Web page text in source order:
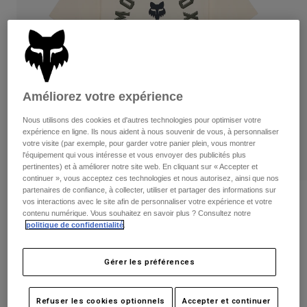
Pantalons
Shorts
Vestes
Gants
Protections
Masques
Chaussettes
Accessoires
Pièces de rechange
Pantalons
Gants
Protections
Masques
Chaussettes
Sacs et accessoires
Pièces de rechange
Chemises
Voir tout
Femme
T-shirts et tops
Sweats et Pulls
Vestes
Pantalons
Chemises
Enfants
Protections
Masques
Chaussettes
Voir tout
Moto
Casques
Maillots
Pantalons
Bottes
Protections
Masques
Avis
T-shirt Local Racer Premium
Price reduced from
29,99 €to20,99 € 30% OFF
Améliorez votre expérience
Nous utilisons des cookies et d'autres technologies pour optimiser votre
expérience en ligne. Ils nous aident à nous souvenir de vous, à personnaliser
votre visite (par exemple, pour garder votre panier plein, vous montrer
l'équipement qui vous intéresse et vous envoyer des publicités plus
pertinentes) et à améliorer notre site web. En cliquant sur « Accepter et
continuer », vous acceptez ces technologies et nous autorisez, ainsi que nos
partenaires de confiance, à collecter, utiliser et partager des informations sur
vos interactions avec le site afin de personnaliser votre expérience et votre
contenu numérique. Vous souhaitez en savoir plus ? Consultez notre
politique de confidentialité
Gérer les préférences
Refuser les cookies optionnels Accepter et continuer